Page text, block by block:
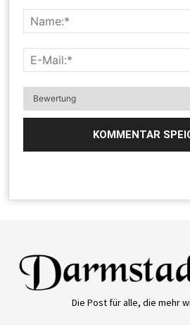
Die Post für alle, die mehr